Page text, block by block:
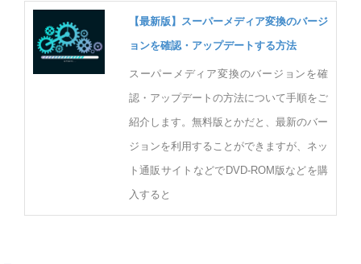
【最新版】スーパーメディア変換のバージ
ョンを確認・アップデートする方法
スーパーメディア変換のバージョンを確
認・アップデートの方法について手順をご
紹介します。無料版とかだと、最新のバー
ジョンを利用することができますが、ネッ
ト通販サイトなどでDVD-ROM版などを購
入すると